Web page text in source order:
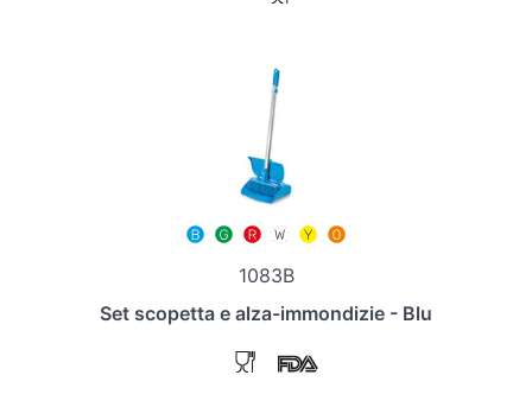
1083B
Set scopetta e alza-immondizie - Blu